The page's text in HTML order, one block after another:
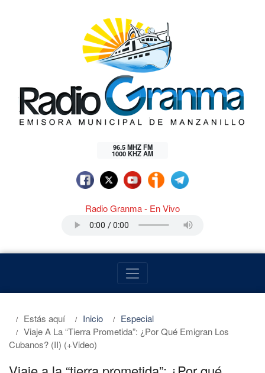
96.5 MHZ FM
1000 KHZ AM
Radio Granma - En Vivo
Estás aquí Inicio
Especial
Viaje A La “tierra Prometida”: ¿Por Qué Emigran Los
Cubanos? (II) (+Video)